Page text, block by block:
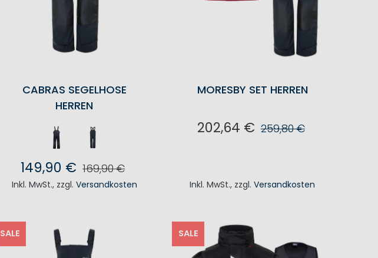
CABRAS SEGELHOSE
HERREN
149,90 € 169,90 €
Inkl. MwSt., zzgl. Versandkosten
MORESBY SET HERREN
202,64 € 259,80 €
Inkl. MwSt., zzgl.Versandkosten
SALE SALE